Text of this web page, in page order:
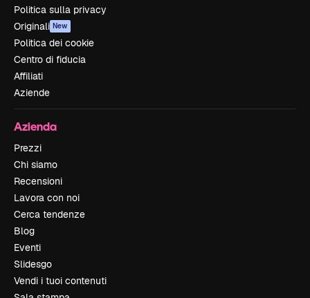
Politica sulla privacy
Originali New
Politica dei cookie
Centro di fiducia
Affiliati
Aziende
Azienda
Prezzi
Chi siamo
Recensioni
Lavora con noi
Cerca tendenze
Blog
Eventi
Slidesgo
Vendi i tuoi contenuti